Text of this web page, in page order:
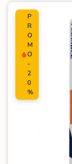
P
R
O
M
O
-
2
0
%